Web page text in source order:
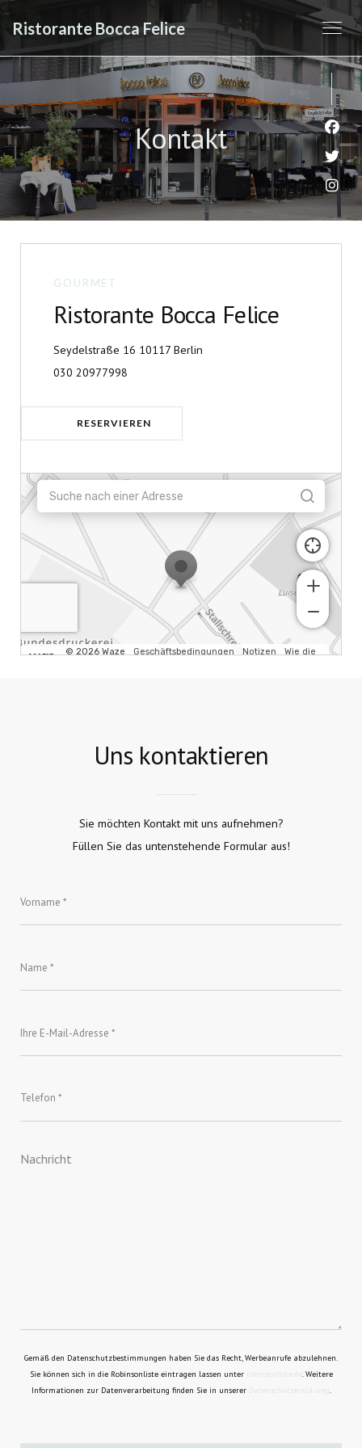
Ristorante Bocca Felice
Kontakt
GOURMET
Ristorante Bocca Felice
Seydelstraße 16 10117 Berlin
030 20977998
RESERVIEREN
Uns kontaktieren
Sie möchten Kontakt mit uns aufnehmen?
Füllen Sie das untenstehende Formular aus!
Gemäß den Datenschutzbestimmungen haben Sie das Recht, Werbeanrufe abzulehnen.
Sie können sich in die Robinsonliste eintragen lassen unter robinsonliste.de . Weitere
Informationen zur Datenverarbeitung finden Sie in unserer Datenschutzerklärung.